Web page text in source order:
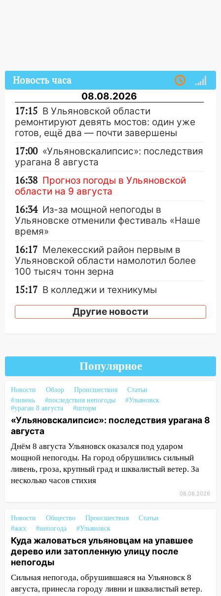
Новость часа
08.08.2026
17:15 В Ульяновской области
ремонтируют девять мостов: один уже
готов, ещё два — почти завершены
17:00 «Ульяновскалипсис»: последствия
урагана 8 августа
16:38 Прогноз погоды в Ульяновской
области на 9 августа
16:34 Из-за мощной непогоды в
Ульяновске отменили фестиваль «Наше
время»
16:17 Мелекесский район первым в
Ульяновской области намолотил более
100 тысяч тонн зерна
15:17 В колледжи и техникумы
тысяч заявлений
Ураган вырвал остановку на улице
14:26
Жители Ульяновска сами
пытаются расчистить ливнёвки, не
дождавшись коммунальщиков
14:16
на улице Любови Шевцовой рухнул
светофор
14:14 Студента из Ульяновска обманули
мошенники под видом преподавателя
упавшее дерево или затопленную улицу
после непогоды
13:59 В Новом городе ураганным
ветром сорвало опалубку со
строящегося дома
13:54 В мэрии Ульяновска рассказали,
Другие новости
Популярное
Новости Обзор Происшествия
Статьи
#ливень
#последствия непогоды
#Ульяновск
#ураган 8 августа
#шторм
«Ульяновскалипсис»: последствия урагана 8
августа
Днём 8 августа Ульяновск оказался под ударом
мощной непогоды. На город обрушились сильный
ливень, гроза, крупный град и шквалистый ветер. За
несколько часов стихия
08.08.2026
Новости Общество Происшествия
Статьи
#жкх
#непогода #Ульяновск
Куда жаловаться ульяновцам на упавшее
дерево или затопленную улицу после
непогоды
Сильная непогода, обрушившаяся на Ульяновск 8
августа, принесла городу ливни и шквалистый ветер.